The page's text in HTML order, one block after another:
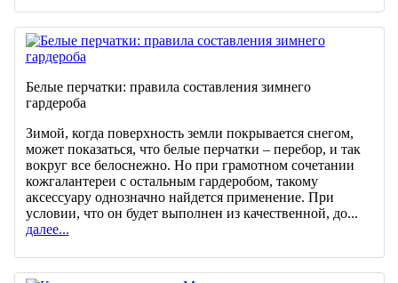
Белые перчатки: правила составления зимнего
гардероба
Зимой, когда поверхность земли покрывается снегом,
может показаться, что белые перчатки – перебор, и так
вокруг все белоснежно. Но при грамотном сочетании
кожгалантереи с остальным гардеробом, такому
аксессуару однозначно найдется применение. При
условии, что он будет выполнен из качественной, до...
далее...